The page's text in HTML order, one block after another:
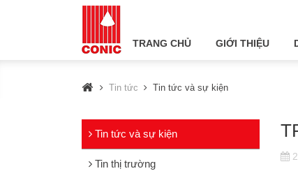
TRANG CHỦ GIỚI THIỆU
Tin tức Tin tức và sự kiện
Tin tức và sự kiện
Tin thị trường